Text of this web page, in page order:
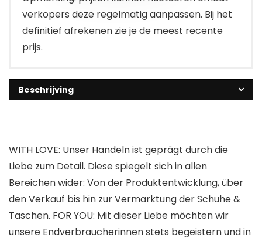
verkopers deze regelmatig aanpassen. Bij het
definitief afrekenen zie je de meest recente
prijs.
Beschrijving
WITH LOVE: Unser Handeln ist geprägt durch die
Liebe zum Detail. Diese spiegelt sich in allen
Bereichen wider: Von der Produktentwicklung, über
den Verkauf bis hin zur Vermarktung der Schuhe &
Taschen. FOR YOU: Mit dieser Liebe möchten wir
unsere Endverbraucherinnen stets begeistern und in